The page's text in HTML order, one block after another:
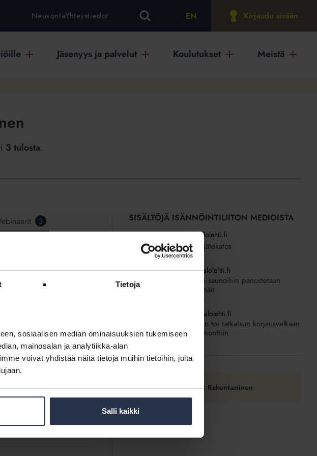
Tietoja
sosiaalisen median ominaisuuksien tukemiseen
mainosalan ja analytiikka-alan
voivat yhdistää näitä tietoja muihin tietoihin, joita
Salli kaikki
NeuvontaYhteystiedot EN Kirjaudu sisään
Jäsenyys ja palvelut Koulutukset Meistä
3 tulosta.
3
tietää?
SISÄLTÖJÄ ISÄNNÖINTILIITON MEDIOISTA
2.6.2026 Kotitalolehti.fi
Entistä ehompi jätekatos
27.5.2026 Kotitalolehti.fi
Asuntokohtaisiin saunoihin panostetaan
aiempaa enemmän
Kotitalolehti.fi
Lisärakentaminen toi ratkaisun korjausvelkaan
ja rahat putkiremonttiin
Tilaa RSS-syöte: Rakentaminen